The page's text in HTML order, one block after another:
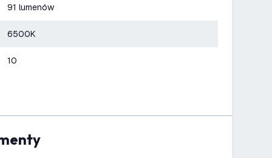
91 lumenów
6500K
10